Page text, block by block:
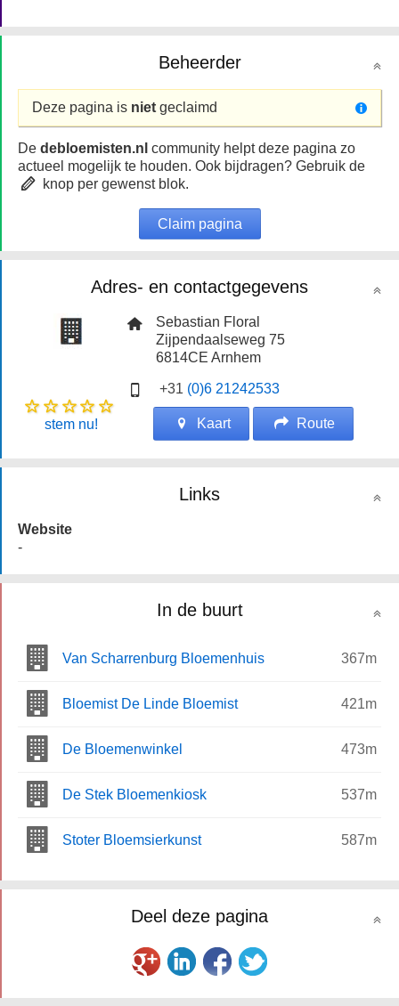
Beheerder
Deze pagina is niet geclaimd
De debloemisten.nl community helpt deze pagina zo
actueel mogelijk te houden. Ook bijdragen? Gebruik de
knop per gewenst blok.
Claim pagina
Adres- en contactgegevens
Sebastian Floral
Zijpendaalseweg 75
6814CEArnhem
+31 (0)6 21242533
stem nu! Kaart Route
Links
Website
-
In de buurt
Van Scharrenburg Bloemenhuis 367m
Bloemist De Linde Bloemist 421m
De Bloemenwinkel 473m
De Stek Bloemenkiosk 537m
Stoter Bloemsierkunst 587m
Deel deze pagina